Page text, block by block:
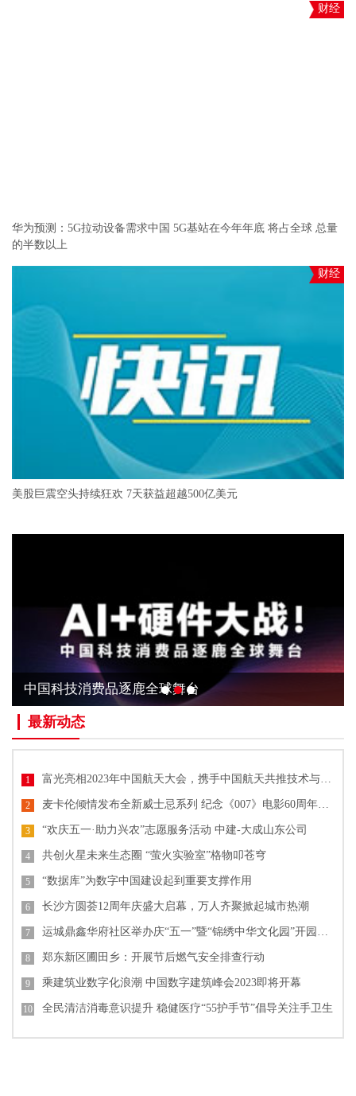
财经
华为预测：5G拉动设备需求中国 5G基站在今年年底 将占全球 总量
的半数以上
财经
美股巨震空头持续狂欢 7天获益超越500亿美元
中国科技消费品逐鹿全球舞台
最新动态
1
2
3 “欢庆五一·助力兴农”志愿服务活动 中建-大成山东公司
4 共创火星未来生态圈 “萤火实验室”格物叩苍穹
5 “数据库”为数字中国建设起到重要支撑作用
6 长沙方圆荟12周年庆盛大启幕，万人齐聚掀起城市热潮
7
8 郑东新区圃田乡：开展节后燃气安全排查行动
9 乘建筑业数字化浪潮 中国数字建筑峰会2023即将开幕
10 全民清洁消毒意识提升 稳健医疗“55护手节”倡导关注手卫生